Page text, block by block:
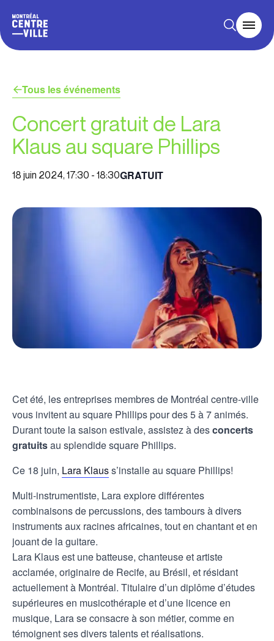
Tous les événements
Concert gratuit de Lara
Klaus au square Phillips
18 juin 2024, 17:30 - 18:30GRATUIT
Cet été, les entreprises membres de Montréal centre-ville
vous invitent au square Phillips pour des 5 à 7 animés.
Durant toute la saison estivale, assistez à desconcerts
gratuitsau splendide square Phillips.
Ce 18 juin, Lara Klauss’installe au square Phillips!
Multi-instrumentiste, Lara explore différentes
combinaisons de percussions, des tambours à divers
instruments aux racines africaines, tout en chantant et en
jouant de la guitare.
Lara Klaus est une batteuse, chanteuse et artiste
acclamée, originaire de Recife, au Brésil, et résidant
actuellement à Montréal. Titulaire d’un diplôme d’études
supérieures en musicothérapie et d’une licence en
musique, Lara se consacre à son métier, comme en
témoignent ses divers talents et réalisations.